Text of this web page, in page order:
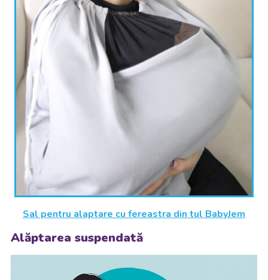
Sal pentru alaptare cu fereastra din tul BabyJem
Alăptarea suspendată